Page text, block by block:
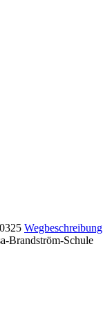
Wegbeschreibung
Brandström-Schule